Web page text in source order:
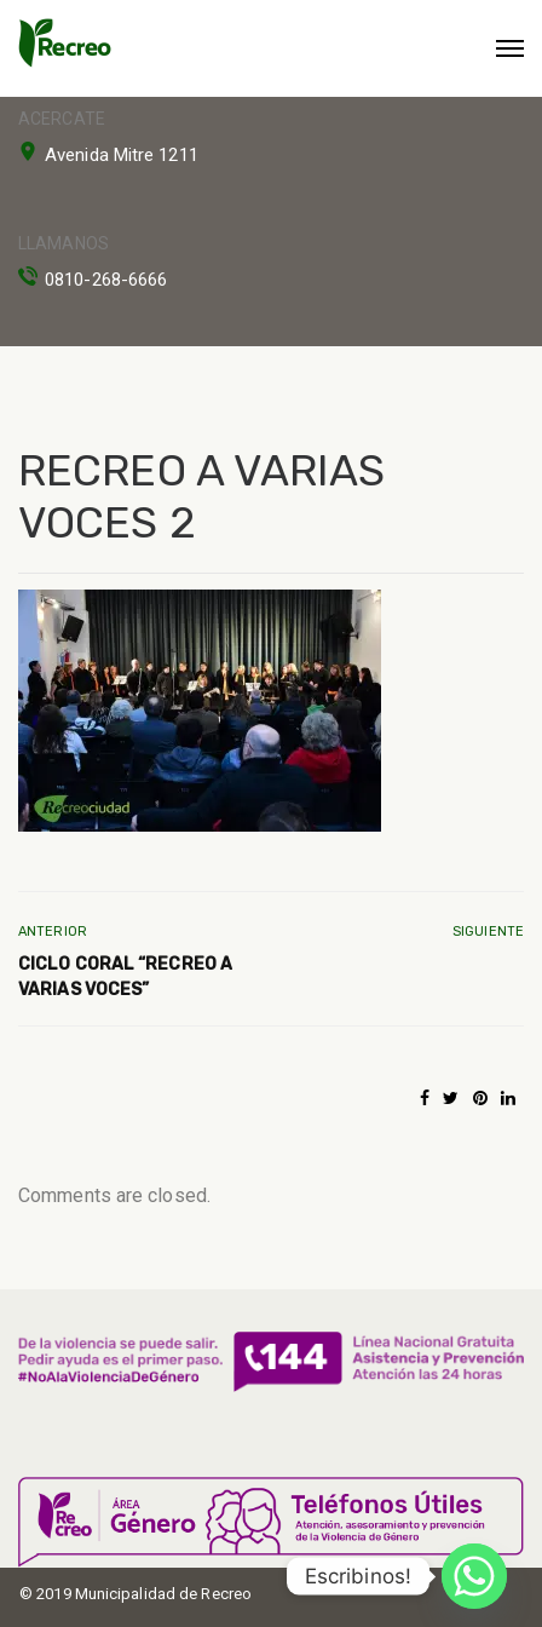
ACERCATE
Avenida Mitre 1211
LLAMANOS
0810-268-6666
RECREO A VARIAS
VOCES 2
ANTERIOR
CICLO CORAL “RECREO A
VARIAS VOCES”
SIGUIENTE
Comments are closed.
© 2019 Municipalidad de Recreo
Escribinos!